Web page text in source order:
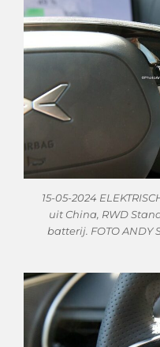
15-05-2024
uit China, RWD
batterij. FOTO ANDY